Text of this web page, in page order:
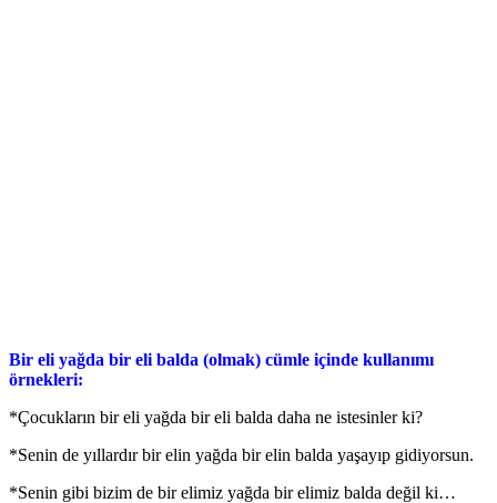
Bir eli yağda bir eli balda (olmak) cümle içinde kullanımı
örnekleri:
*Çocukların bir eli yağda bir eli balda daha ne istesinler ki?
*Senin de yıllardır bir elin yağda bir elin balda yaşayıp gidiyorsun.
*Senin gibi bizim de bir elimiz yağda bir elimiz balda değil ki…